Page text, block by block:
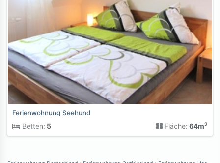
Ferienwohnung Seehund
Betten: 5 Fläche: 64m2